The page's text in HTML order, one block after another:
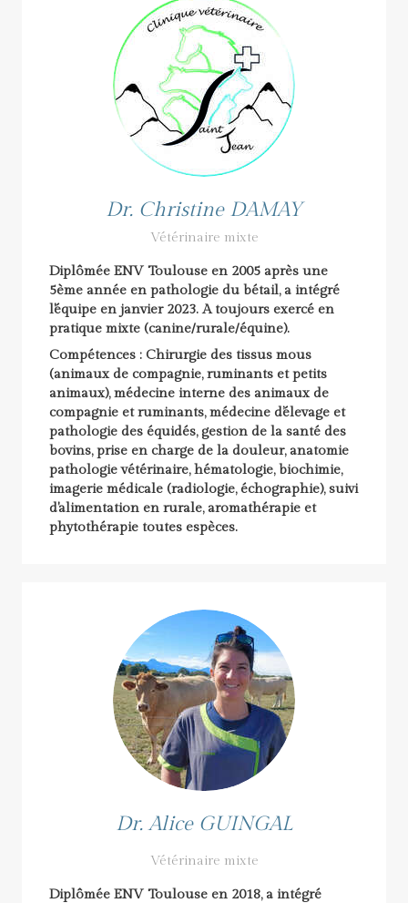
Dr. Christine DAMAY
Vétérinaire mixte
Diplômée ENV Toulouse en 2005 après une
5ème année en pathologie du bétail, a intégré
l'équipe en janvier 2023. A toujours exercé en
pratique mixte (canine/rurale/équine).
Compétences : Chirurgie des tissus mous
(animaux de compagnie, ruminants et petits
animaux), médecine interne des animaux de
compagnie et ruminants, médecine d’élevage et
pathologie des équidés, gestion de la santé des
bovins, prise en charge de la douleur, anatomie
pathologie vétérinaire, hématologie, biochimie,
imagerie médicale (radiologie, échographie), suivi
d'alimentation en rurale, aromathérapie et
phytothérapie toutes espèces.
Dr. Alice GUINGAL
Vétérinaire mixte
Diplômée ENV Toulouse en 2018, a intégré